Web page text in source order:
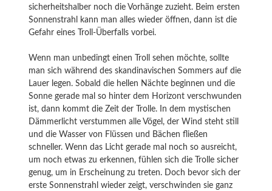
sicherheitshalber noch die Vorhänge zuzieht. Beim ersten
Sonnenstrahl kann man alles wieder öffnen, dann ist die
Gefahr eines Troll-Überfalls vorbei.
Wenn man unbedingt einen Troll sehen möchte, sollte
man sich während des skandinavischen Sommers auf die
Lauer legen. Sobald die hellen Nächte beginnen und die
Sonne gerade mal so hinter dem Horizont verschwunden
ist, dann kommt die Zeit der Trolle. In dem mystischen
Dämmerlicht verstummen alle Vögel, der Wind steht still
und die Wasser von Flüssen und Bächen fließen
schneller. Wenn das Licht gerade mal noch so ausreicht,
um noch etwas zu erkennen, fühlen sich die Trolle sicher
genug, um in Erscheinung zu treten. Doch bevor sich der
erste Sonnenstrahl wieder zeigt, verschwinden sie ganz